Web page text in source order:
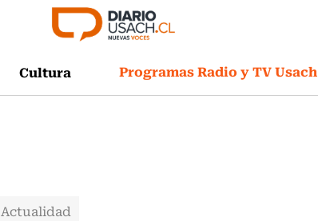
Cultura Programas Radio y TV Usach
Actualidad